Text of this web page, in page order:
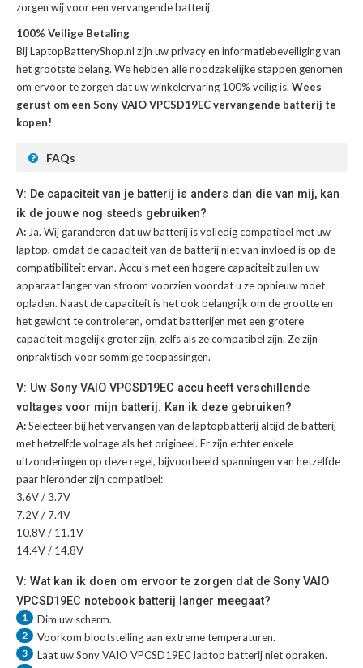
zorgen wij voor een vervangende batterij.
100% Veilige Betaling
Bij LaptopBatteryShop.nl zijn uw privacy en informatiebeveiliging van
het grootste belang. We hebben alle noodzakelijke stappen genomen
om ervoor te zorgen dat uw winkelervaring 100% veilig is. Wees
gerust om een Sony VAIO VPCSD19EC vervangende batterij te
kopen!
FAQs
V: De capaciteit van je batterij is anders dan die van mij, kan
ik de jouwe nog steeds gebruiken?
A: Ja. Wij garanderen dat uw batterij is volledig compatibel met uw
laptop, omdat de capaciteit van de batterij niet van invloed is op de
compatibiliteit ervan. Accu's met een hogere capaciteit zullen uw
apparaat langer van stroom voorzien voordat u ze opnieuw moet
opladen. Naast de capaciteit is het ook belangrijk om de grootte en
het gewicht te controleren, omdat batterijen met een grotere
capaciteit mogelijk groter zijn, zelfs als ze compatibel zijn. Ze zijn
onpraktisch voor sommige toepassingen.
V: Uw Sony VAIO VPCSD19EC accu heeft verschillende
voltages voor mijn batterij. Kan ik deze gebruiken?
A:Selecteer bij het vervangen van de laptopbatterij altijd de batterij
met hetzelfde voltage als het origineel. Er zijn echter enkele
uitzonderingen op deze regel, bijvoorbeeld spanningen van hetzelfde
paar hieronder zijn compatibel:
3.6V / 3.7V
7.2V / 7.4V
10.8V / 11.1V
14.4V / 14.8V
V: Wat kan ik doen om ervoor te zorgen dat de Sony VAIO
VPCSD19EC notebook batterij langer meegaat?
1 Dim uw scherm.
2 Voorkom blootstelling aan extreme temperaturen.
3 Laat uwSony VAIO VPCSD19EC laptop batterijniet opraken.